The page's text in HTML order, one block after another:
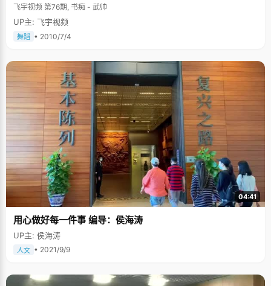
飞宇视频 第76期, 书痴 - 武帅
UP主: 飞宇视频
舞蹈 • 2010/7/4
04:41
用心做好每一件事 编导：侯海涛
UP主: 侯海涛
人文 • 2021/9/9